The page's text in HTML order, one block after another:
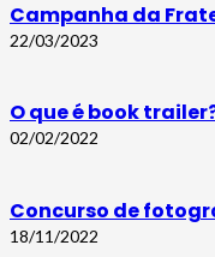
Campanha da
22/03/2023
O que é book
02/02/2022
Concurso de
18/11/2022